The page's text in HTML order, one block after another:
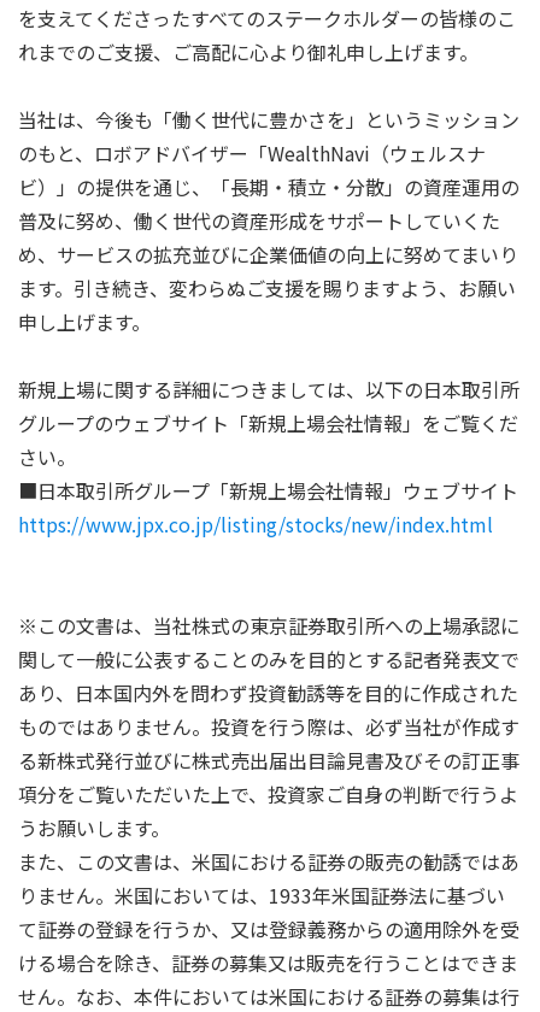
を支えてくださったすべてのステークホルダーの皆様のこ
れまでのご支援、ご高配に心より御礼申し上げます。
当社は、今後も「働く世代に豊かさを」というミッション
のもと、ロボアドバイザー「WealthNavi（ウェルスナ
ビ）」の提供を通じ、「長期・積立・分散」の資産運用の
普及に努め、働く世代の資産形成をサポートしていくた
め、サービスの拡充並びに企業価値の向上に努めてまいり
ます。引き続き、変わらぬご支援を賜りますよう、お願い
申し上げます。
新規上場に関する詳細につきましては、以下の日本取引所
グループのウェブサイト「新規上場会社情報」をご覧くだ
さい。
■日本取引所グループ「新規上場会社情報」ウェブサイト
https://www.jpx.co.jp/listing/stocks/new/index.html
※この文書は、当社株式の東京証券取引所への上場承認に
関して一般に公表することのみを目的とする記者発表文で
あり、日本国内外を問わず投資勧誘等を目的に作成された
ものではありません。投資を行う際は、必ず当社が作成す
る新株式発行並びに株式売出届出目論見書及びその訂正事
項分をご覧いただいた上で、投資家ご自身の判断で行うよ
うお願いします。
また、この文書は、米国における証券の販売の勧誘ではあ
りません。米国においては、1933年米国証券法に基づい
て証券の登録を行うか、又は登録義務からの適用除外を受
ける場合を除き、証券の募集又は販売を行うことはできま
せん。なお、本件においては米国における証券の募集は行